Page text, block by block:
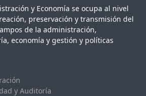
y Economía se ocupa al nivel
preservación y transmisión del
de la administración,
economía y gestión y políticas
y Auditoría